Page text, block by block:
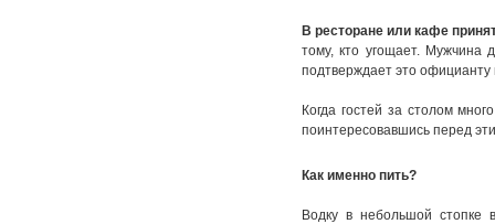
В ресторане или кафе
тому, кто угощает. Мужчина
подтверждает это официанту
Когда гостей за столом
поинтересовавшись перед
Как именно пить?
Водку в небольшой